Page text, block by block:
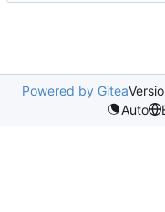
Powered by Gitea
Auto